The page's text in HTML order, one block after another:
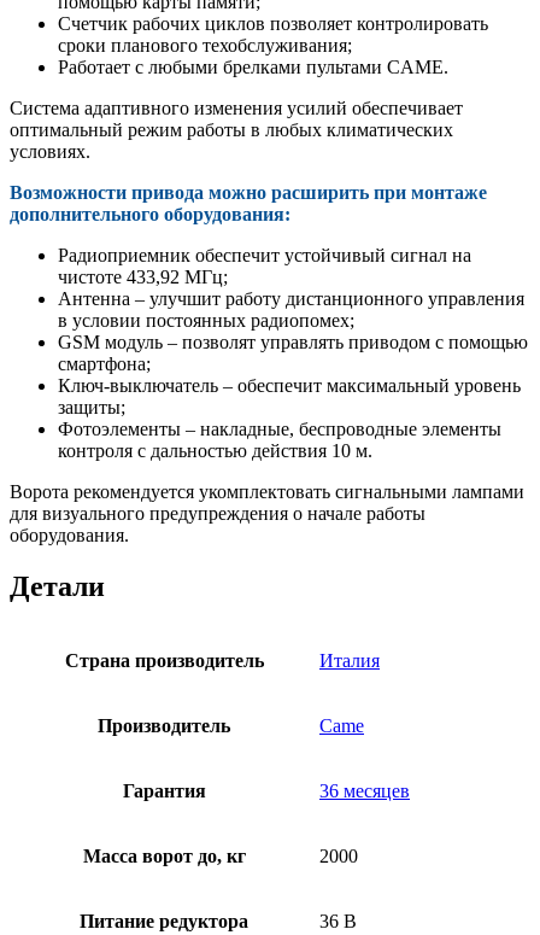
Счетчик рабочих циклов позволяет контролировать
сроки планового техобслуживания;
Работает с любыми брелками пультами CAME.
Система адаптивного изменения усилий обеспечивает
оптимальный режим работы в любых климатических
условиях.
Возможности привода можно расширить при монтаже
дополнительного оборудования:
Радиоприемник обеспечит устойчивый сигнал на
чистоте 433,92 МГц;
Антенна – улучшит работу дистанционного управления
в условии постоянных радиопомех;
GSM модуль – позволят управлять приводом с помощью
смартфона;
Ключ-выключатель – обеспечит максимальный уровень
защиты;
Фотоэлементы – накладные, беспроводные элементы
контроля с дальностью действия 10 м.
Ворота рекомендуется укомплектовать сигнальными лампами
для визуального предупреждения о начале работы
оборудования.
Детали
Страна производитель Италия
Производитель Came
Гарантия 36 месяцев
Масса ворот до, кг 2000
Питание редуктора 36 В